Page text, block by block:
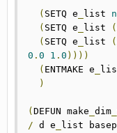
( SETQ e list
( SETQ e list (
( SETQ e list (
0 . 0 1 . 0 ))))
( ENTMAKE e
)
( DEFUN make dim
/ d e list